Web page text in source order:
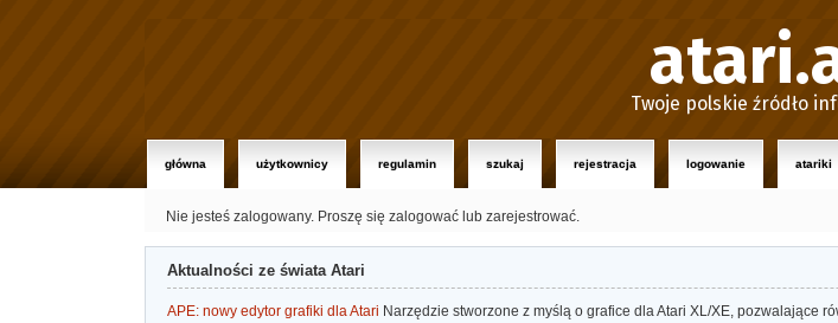
Twoje polskie źródło
główna użytkownicy regulamin szukaj rejestracja logowanie atariki
Nie jesteś zalogowany. Proszę się zalogować lub zarejestrować.
Aktualności ze świata Atari
APE: nowy edytor grafiki dla Atari Narzędzie stworzone z myślą o grafice dla Atari XL/XE, pozwalające